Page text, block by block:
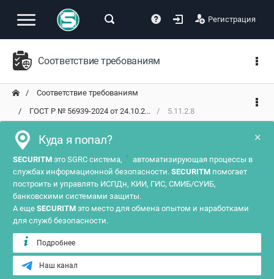
Регистрация
Соответствие требованиям
Соответствие требованиям
ГОСТ Р № 56939-2024 от 24.10.2...
5.11.2.8
×
Куда я попал?
SECURITM это SGRC система, ?
автоматизирующая процессы в
службах информационной безопасности. SECURITM помогает
построить и управлять ИСПДн, КИИ, ГИС, СМИБ/СУИБ,
банковскими системами защиты.
А еще SECURITM это место для обмена опытом и наработками
для служб безопасности.
Подробнее
Наш канал